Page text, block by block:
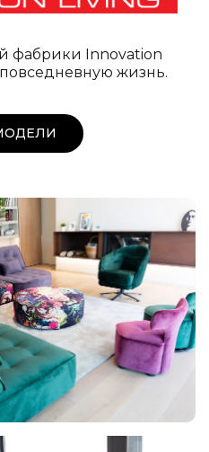
фабрики Innovation
жизнь.